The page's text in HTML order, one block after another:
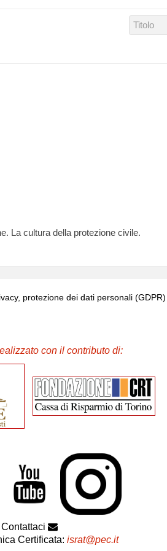
La cultura della protezione civile.
protezione dei dati personali
con il contributo di:
Contattaci
Certificata: israt@pec.it